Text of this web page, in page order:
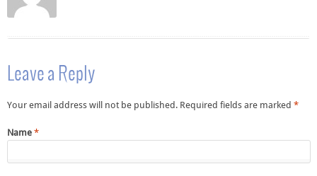
Leave a Reply
Your email address will not be published. Required fields are marked *
Name *